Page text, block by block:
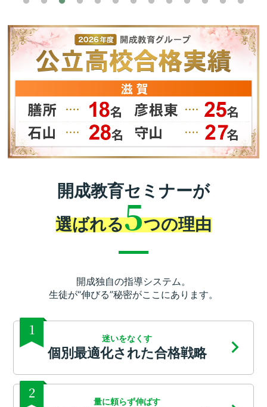
開成教育セミナーが
選ばれる5つの理由
開成独自の指導システム。
生徒が“伸びる”秘密がここにあります。
1
迷いをなくす
個別最適化された合格戦略
2
量に頼らず伸ばす